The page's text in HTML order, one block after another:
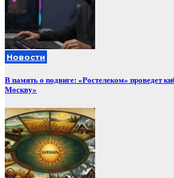
Новости
В память о подвиге: «Ростелеком» проведет
Москву»